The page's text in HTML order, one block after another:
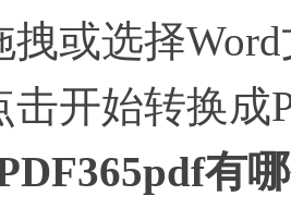
选择Word
始转换成
有